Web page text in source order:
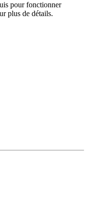
pour fonctionner
plus de détails.